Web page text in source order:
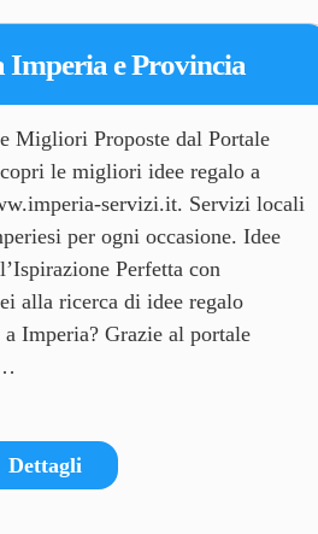
Imperia e Provincia
Migliori Proposte dal Portale
le migliori idee regalo a
servizi.it. Servizi locali
per ogni occasione. Idee
Perfetta con
alla ricerca di idee regalo
Imperia? Grazie al portale
Dettagli